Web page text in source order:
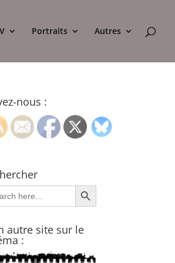
Portraits Autres
nous :
Search Button
autre site sur le
: